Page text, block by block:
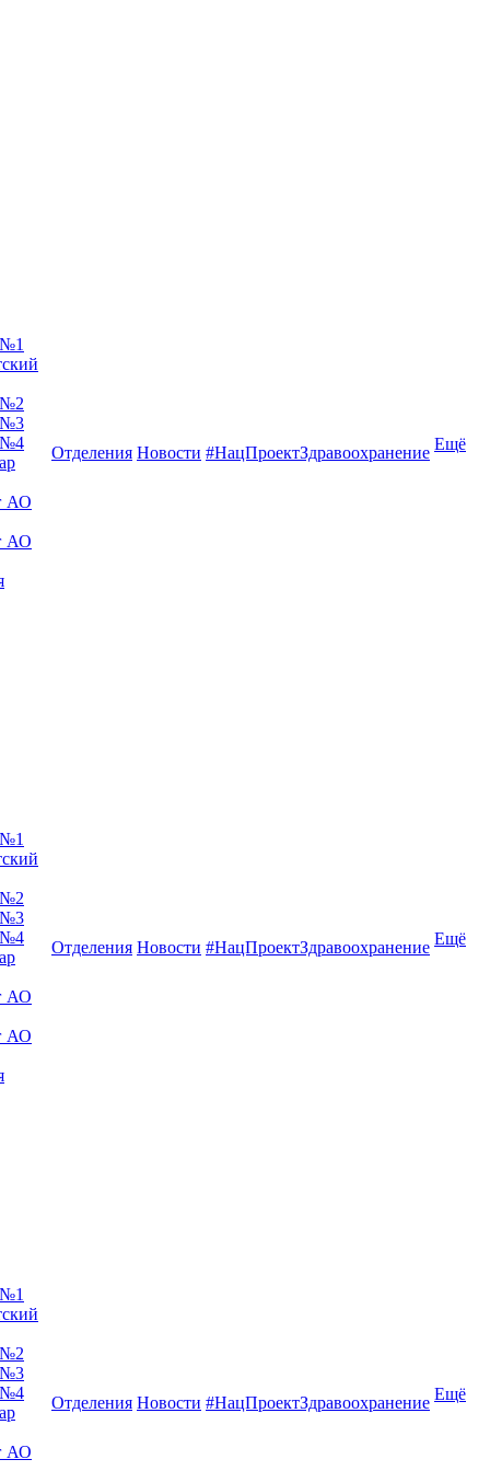
№2
№3
№4
АО
АО
Отделения Новости #НацПроектЗдравоохранение Ещё
№2
№3
№4
АО
АО
Отделения Новости #НацПроектЗдравоохранение Ещё
№2
№3
№4
АО
Отделения Новости #НацПроектЗдравоохранение Ещё